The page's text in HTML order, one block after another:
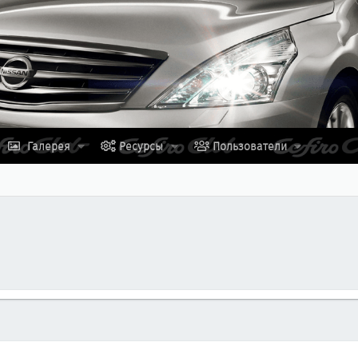
Галерея Ресурсы Пользователи